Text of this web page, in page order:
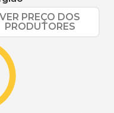
VER PREÇO DOS
PRODUTORES